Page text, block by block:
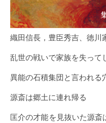
織田信長，豊臣秀吉、徳川
乱世の戦いで家族を失って
異能の石積集団と言われる
源斎は郷土に連れ帰る
匡介の才能を見抜いた源